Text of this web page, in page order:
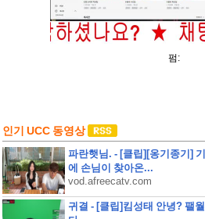
펌:
인기 UCC 동영상
파란햇님. - [클립][옹기종기]
에 손님이 찾아온...
vod.afreecatv.com
귀결 - [클립]킴성태 안녕? 팰